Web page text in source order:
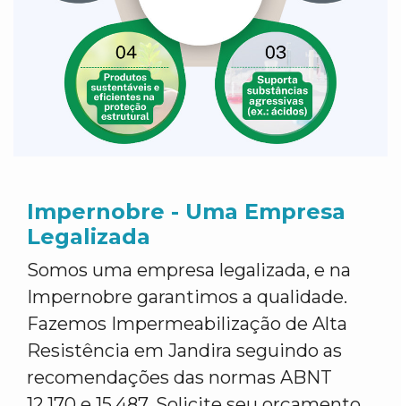
Impernobre - Uma Empresa
Legalizada
Somos uma empresa legalizada, e na
Impernobre garantimos a qualidade.
Fazemos Impermeabilização de Alta
Resistência em Jandira seguindo as
recomendações das normas ABNT